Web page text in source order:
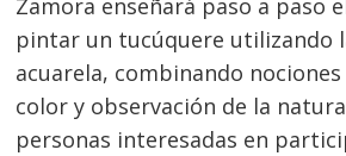
pintar un tucúquere utilizando
acuarela, combinando
color y observación de la
personas interesadas en